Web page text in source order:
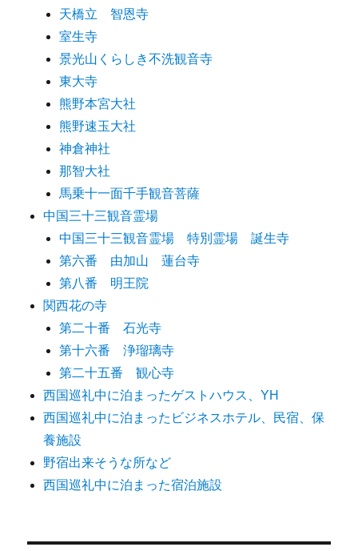
天橋立 智恩寺
室生寺
景光山くらしき不洗観音寺
東大寺
熊野本宮大社
熊野速玉大社
神倉神社
那智大社
馬乗十一面千手観音菩薩
中国三十三観音霊場
中国三十三観音霊場 特別霊場 誕生寺
第六番 由加山 蓮台寺
第八番 明王院
関西花の寺
第二十番 石光寺
第十六番 浄瑠璃寺
第二十五番 観心寺
西国巡礼中に泊まったゲストハウス、YH
西国巡礼中に泊まったビジネスホテル、民宿、保
養施設
野宿出来そうな所など
西国巡礼中に泊まった宿泊施設